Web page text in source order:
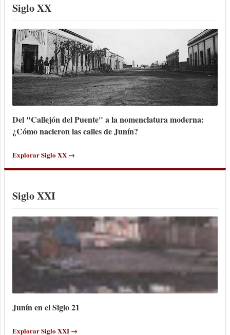
Siglo XX
Del "Callejón del Puente" a la nomenclatura moderna:
¿Cómo nacieron las calles de Junín?
Explorar Siglo XX →
Siglo XXI
Junín en el Siglo 21
Explorar Siglo XXI →